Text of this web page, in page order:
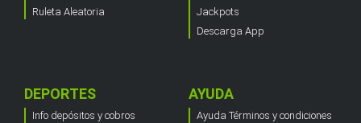
Ruleta Aleatoria
Jackpots
Descarga App
DEPORTES
Info depósitos y cobros
AYUDA
Ayuda Términos y condiciones